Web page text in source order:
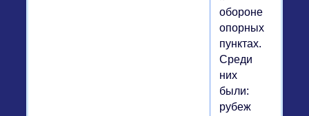
обороне
опорных
пунктах.
Среди
них
были:
рубеж